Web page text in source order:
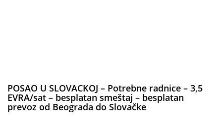
POSAO U SLOVACKOJ – Potrebne radnice – 3,5
EVRA/sat – besplatan smeštaj – besplatan
prevoz od Beograda do Slovačke